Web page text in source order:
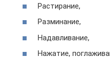
Растирание,
Разминание,
Надавливание,
Нажатие,